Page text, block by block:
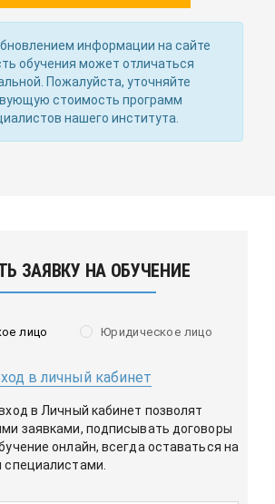
информации на сайте
обучения может отличаться
Пожалуйста, уточняйте
стоимость программ
нашего института.
ЗАЯВКУ НА ОБУЧЕНИЕ
лицо Юридическое лицо
в личный кабинет
в Личный кабинет позволят
заявками, подписывать договоры
онлайн, всегда оставаться на
специалистами.